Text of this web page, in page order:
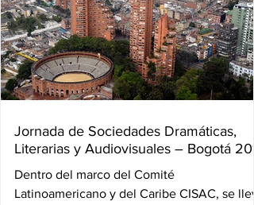
Jornada de Sociedades Dramáticas,
Literarias y Audiovisuales – Bogotá
Dentro del marco del Comité
Latinoamericano y del Caribe CISAC, se llevo